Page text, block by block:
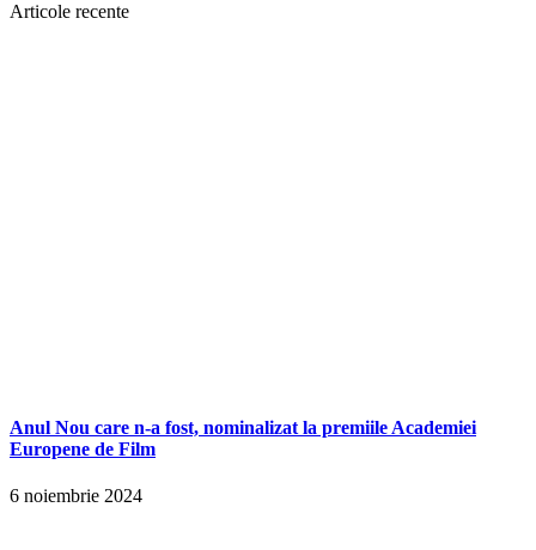
Articole recente
Anul Nou care n-a fost, nominalizat la premiile Academiei
Europene de Film
6 noiembrie 2024